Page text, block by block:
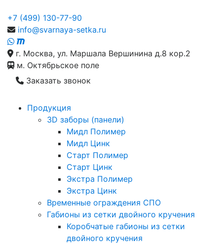
+7 (499) 130-77-90
info@svarnaya-setka.ru
г. Москва, ул. Маршала Вершинина д.8 кор.2
м. Октябрьское поле
Заказать звонок
Продукция
3D заборы (панели)
Мидл Полимер
Мидл Цинк
Старт Полимер
Старт Цинк
Экстра Полимер
Экстра Цинк
Временные ограждения СПО
Габионы из сетки двойного кручения
Коробчатые габионы из сетки
двойного кручения